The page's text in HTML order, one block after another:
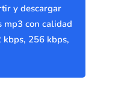
y descargar
mp3 con calidad
256 kbps,